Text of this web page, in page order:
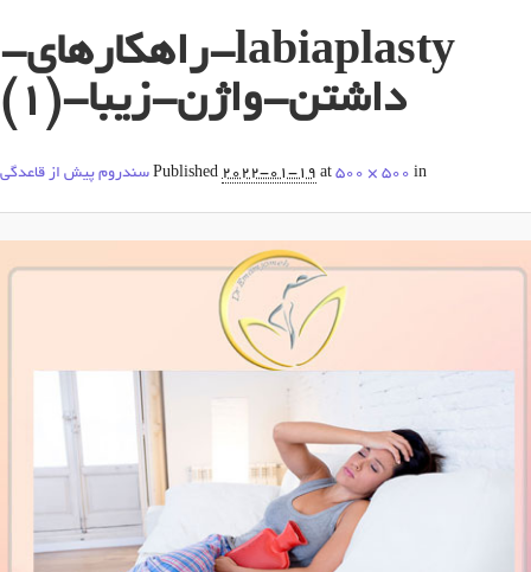
labiaplasty-راهکارهای-
داشتن-واژن-زیبا-(1)
Published 2022-01-19 at 500 × 500 in سندروم پیش از قاعدگی